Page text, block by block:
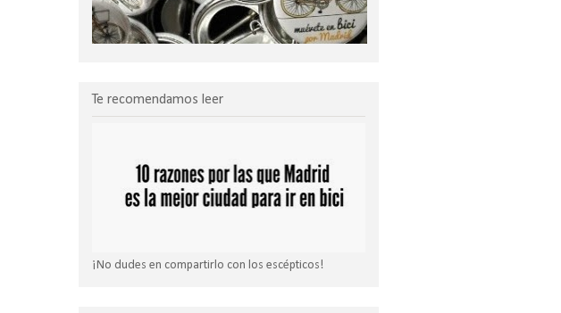
Te recomendamos leer
¡No dudes en compartirlo con los escépticos!